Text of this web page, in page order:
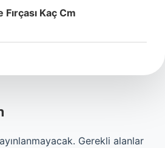
Kaç Cm
Gerekli alanlar